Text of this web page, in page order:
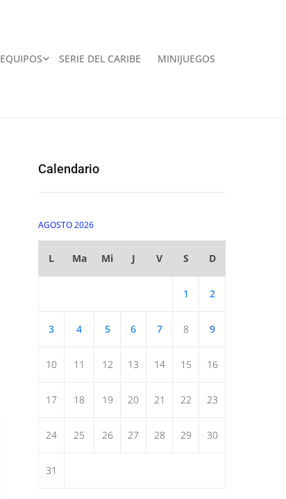
EQUIPOS SERIE DEL CARIBE MINIJUEGOS
Calendario
AGOSTO 2026
L Ma Mi J V S D
1 2
3 4 5 6 7 8 9
10 11 12 13 14 15 16
17 18 19 20 21 22 23
24 25 26 27 28 29 30
31